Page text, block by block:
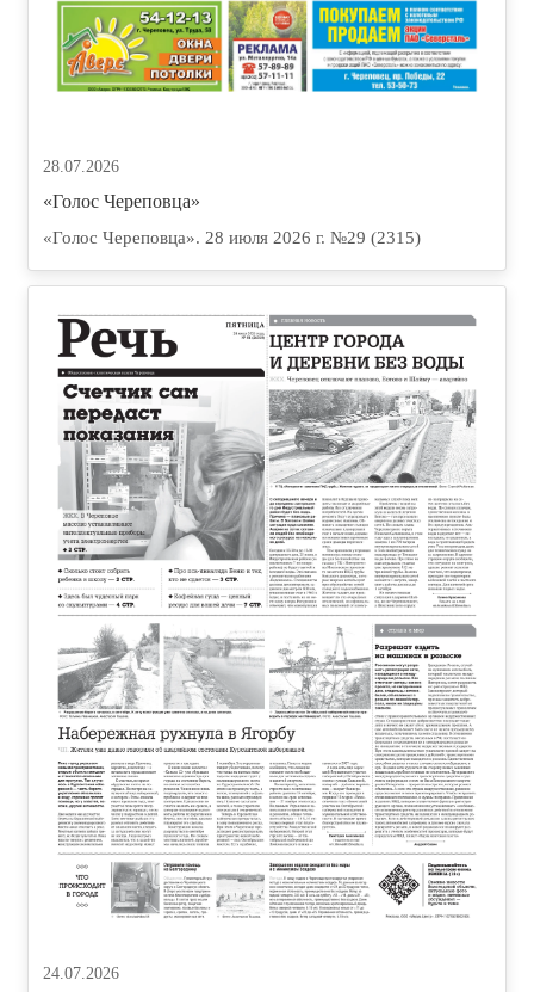
28.07.2026
«Голос Череповца»
«Голос Череповца». 28 июля 2026 г. №29 (2315)
24.07.2026